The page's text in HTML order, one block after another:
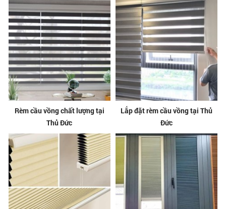
Rèm cầu vồng chất lượng tại
Thủ Đức
Lắp đặt rèm cầu vồng tại Thủ
Đức